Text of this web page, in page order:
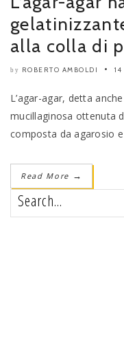
alla colla di
by ROBERTO AMBOLDI
L’agar-agar, detta
mucillaginosa ottenuta
composta da agarosio
Read More →